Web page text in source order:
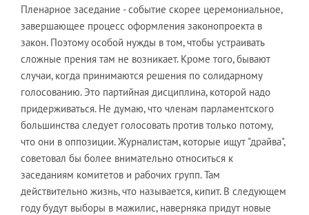
Пленарное заседание - событие скорее церемониальное,
завершающее процесс оформления законопроекта в
закон. Поэтому особой нужды в том, чтобы устраивать
сложные прения там не возникает. Кроме того, бывают
случаи, когда принимаются решения по солидарному
голосованию. Это партийная дисциплина, которой надо
придерживаться. Не думаю, что членам парламентского
большинства следует голосовать против только потому,
что они в оппозиции. Журналистам, которые ищут "драйва",
советовал бы более внимательно относиться к
заседаниям комитетов и рабочих групп. Там
действительно жизнь, что называется, кипит. В следующем
году будут выборы в мажилис, наверняка придут новые